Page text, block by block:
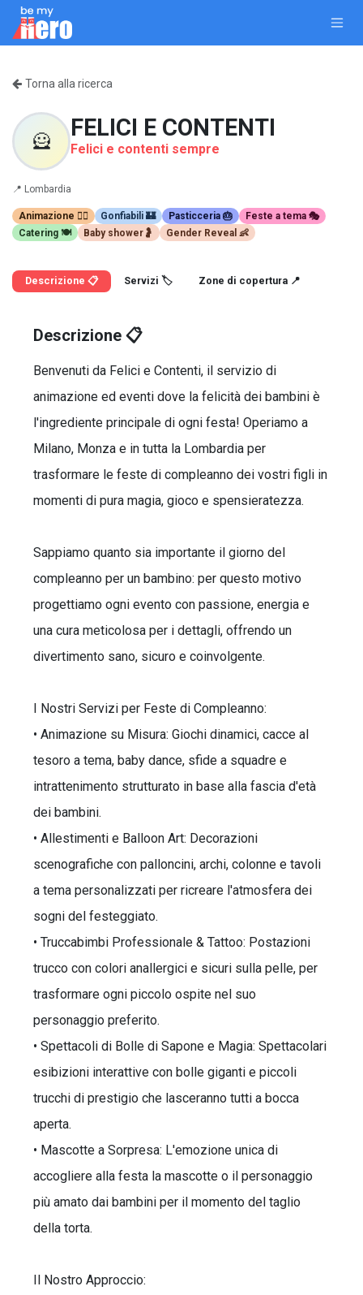
Passa al contenuto
Torna alla ricerca
🦸 FELICI E CONTENTI
Felici e contenti sempre
📍 Lombardia
Animazione 🤹‍♂️ Gonfiabili 🏰 Pasticceria 🎂
Feste a tema 🎭
Catering 🍽️
Baby shower🤰 Gender Reveal 👶
Descrizione 📋 Servizi 🏷️ Zone di copertura 📍
Descrizione 📋
Benvenuti da Felici e Contenti, il servizio di
animazione ed eventi dove la felicità dei bambini è
l'ingrediente principale di ogni festa! Operiamo a
Milano, Monza e in tutta la Lombardia per
trasformare le feste di compleanno dei vostri figli in
momenti di pura magia, gioco e spensieratezza.
Sappiamo quanto sia importante il giorno del
compleanno per un bambino: per questo motivo
progettiamo ogni evento con passione, energia e
una cura meticolosa per i dettagli, offrendo un
divertimento sano, sicuro e coinvolgente.
I Nostri Servizi per Feste di Compleanno:
• Animazione su Misura: Giochi dinamici, cacce al
tesoro a tema, baby dance, sfide a squadre e
intrattenimento strutturato in base alla fascia d'età
dei bambini.
• Allestimenti e Balloon Art: Decorazioni
scenografiche con palloncini, archi, colonne e tavoli
a tema personalizzati per ricreare l'atmosfera dei
sogni del festeggiato.
• Truccabimbi Professionale & Tattoo: Postazioni
trucco con colori anallergici e sicuri sulla pelle, per
trasformare ogni piccolo ospite nel suo
personaggio preferito.
• Spettacoli di Bolle di Sapone e Magia: Spettacolari
esibizioni interattive con bolle giganti e piccoli
trucchi di prestigio che lasceranno tutti a bocca
aperta.
• Mascotte a Sorpresa: L'emozione unica di
accogliere alla festa la mascotte o il personaggio
più amato dai bambini per il momento del taglio
della torta.
Il Nostro Approccio: